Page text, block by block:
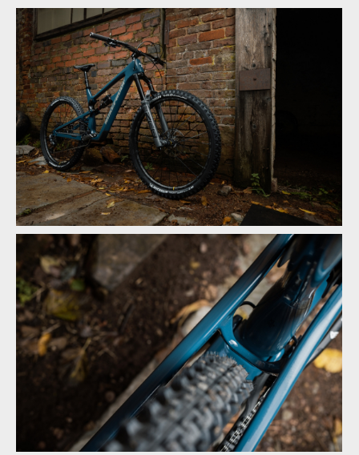
Novinka: Nukeproof Mega - počtvrté stejně a přesto jinak
Novinka: Nukeproof Mega - počtvrté stejně a přesto jinak
Novinka: Nukeproof Mega - počtvrté stejně a přesto jinak
Novinka: Nukeproof Mega - počtvrté stejně a přesto jinak